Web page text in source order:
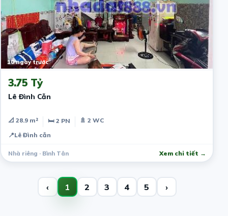
10 ngày trước
3.75 Tỷ
Lê Đình Cẫn
📐 28.9 m² 🛏 2 PN
🚿 2 WC
📍Lê Đình cẫn
Nhà riêng · Bình Tân Xem chi tiết →
‹ 1 2 3 4 5 ›